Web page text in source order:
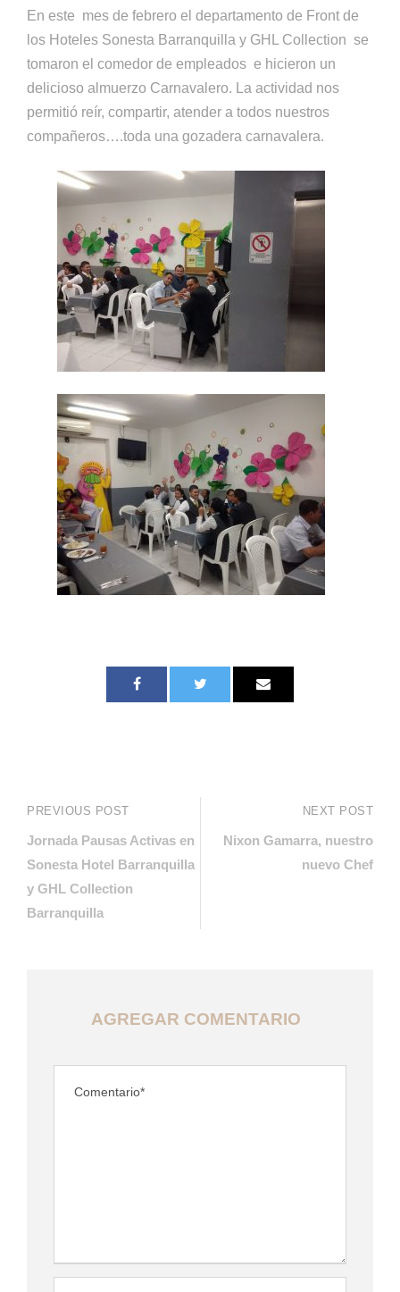
En este mes de febrero el departamento de Front de
los Hoteles Sonesta Barranquilla y GHL Collection se
tomaron el comedor de empleados e hicieron un
delicioso almuerzo Carnavalero. La actividad nos
permitió reír, compartir, atender a todos nuestros
compañeros….toda una gozadera carnavalera.
PREVIOUS POST
Jornada Pausas Activas en
Sonesta Hotel Barranquilla
y GHL Collection
Barranquilla
NEXT POST
Nixon Gamarra, nuestro
nuevo Chef
AGREGAR COMENTARIO